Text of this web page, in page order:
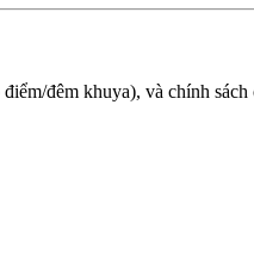
đêm khuya), và chính